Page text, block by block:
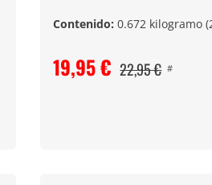
Contenido:0.672 kilogramo
19,95 € 22,95 € #